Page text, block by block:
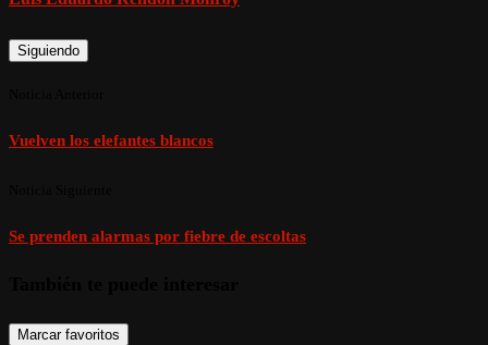
Siguiendo
Vuelven los elefantes blancos
Se prenden alarmas por fiebre de escoltas
Marcar favoritos